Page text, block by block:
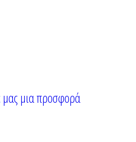
μας μια προσφορά